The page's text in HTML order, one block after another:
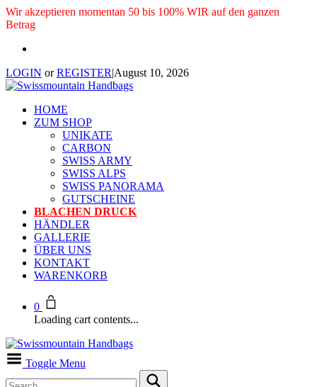
Wir akzeptieren momentan 50 bis 100% WIR auf den ganzen
Betrag
LOGIN orREGISTER|August 10, 2026
HOME
ZUM SHOP
UNIKATE
CARBON
SWISS ARMY
SWISS ALPS
SWISS PANORAMA
GUTSCHEINE
BLACHEN DRUCK
HÄNDLER
GALLERIE
ÜBER UNS
KONTAKT
WARENKORB
0
Loading cart contents...
Toggle Menu